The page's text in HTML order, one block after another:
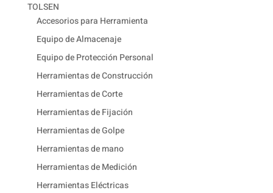
TOLSEN
Accesorios para Herramienta
Equipo de Almacenaje
Equipo de Protección Personal
Herramientas de Construcción
Herramientas de Corte
Herramientas de Fijación
Herramientas de Golpe
Herramientas de mano
Herramientas de Medición
Herramientas Eléctricas